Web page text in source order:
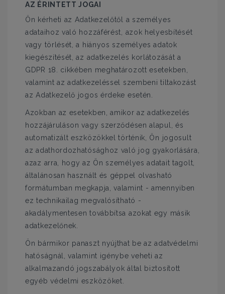
AZ ÉRINTETT JOGAI
Ön kérheti az Adatkezelőtől a személyes
adataihoz való hozzáférést, azok helyesbítését
vagy törlését, a hiányos személyes adatok
kiegészítését, az adatkezelés korlátozását a
GDPR 18. cikkében meghatározott esetekben,
valamint az adatkezeléssel szembeni tiltakozást
az Adatkezelő jogos érdeke esetén.
Azokban az esetekben, amikor az adatkezelés
hozzájáruláson vagy szerződésen alapul, és
automatizált eszközökkel történik, Ön jogosult
az adathordozhatósághoz való jog gyakorlására,
azaz arra, hogy az Ön személyes adatait tagolt,
általánosan használt és géppel olvasható
formátumban megkapja, valamint - amennyiben
ez technikailag megvalósítható -
akadálymentesen továbbítsa azokat egy másik
adatkezelőnek.
Ön bármikor panaszt nyújthat be az adatvédelmi
hatóságnál, valamint igénybe veheti az
alkalmazandó jogszabályok által biztosított
egyéb védelmi eszközöket.